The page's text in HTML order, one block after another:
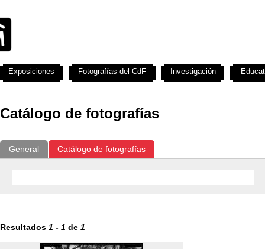
Catálogo de fotografías
General Catálogo de fotografías
Resultados 1 - 1 de 1
Exposiciones Fotografías del CdF Investigación